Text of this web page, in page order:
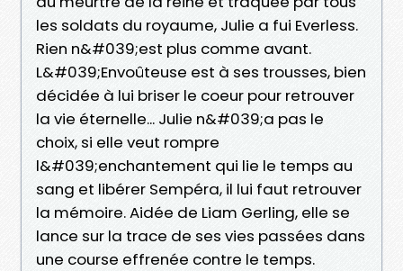
les soldats du royaume, Julie a fui Everless.
Rien n&#039;est plus comme avant.
L&#039;Envoûteuse est à ses trousses, bien
décidée à lui briser le coeur pour retrouver
la vie éternelle... Julie n&#039;a pas le
choix, si elle veut rompre
l&#039;enchantement qui lie le temps au
sang et libérer Sempéra, il lui faut retrouver
la mémoire. Aidée de Liam Gerling, elle se
lance sur la trace de ses vies passées dans
une course effrenée contre le temps.